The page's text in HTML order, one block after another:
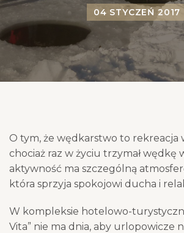
04 STYCZEŃ 2017
O tym, że wędkarstwo to rekreacja
chociaż raz w życiu trzymał wędkę
aktywność ma szczególną
która sprzyja spokojowi ducha i
W kompleksie hotelowo-
Vita” nie ma dnia, aby urlopowicze